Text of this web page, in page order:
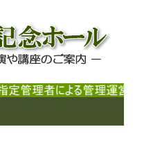
念ホール
ご案内